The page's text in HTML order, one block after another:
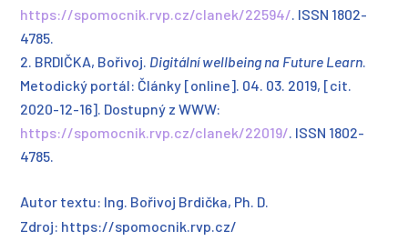
https://spomocnik.rvp.cz/clanek/22594/. ISSN 1802-
4785.
BRDIČKA, Bořivoj. Digitální wellbeing na Future Learn.
Metodický portál: Články [online]. 04. 03. 2019, [cit.
2020-12-16]. Dostupný z WWW:
https://spomocnik.rvp.cz/clanek/22019/. ISSN 1802-
4785.
Autor textu: Ing. Bořivoj Brdička, Ph. D.
Zdroj: https://spomocnik.rvp.cz/